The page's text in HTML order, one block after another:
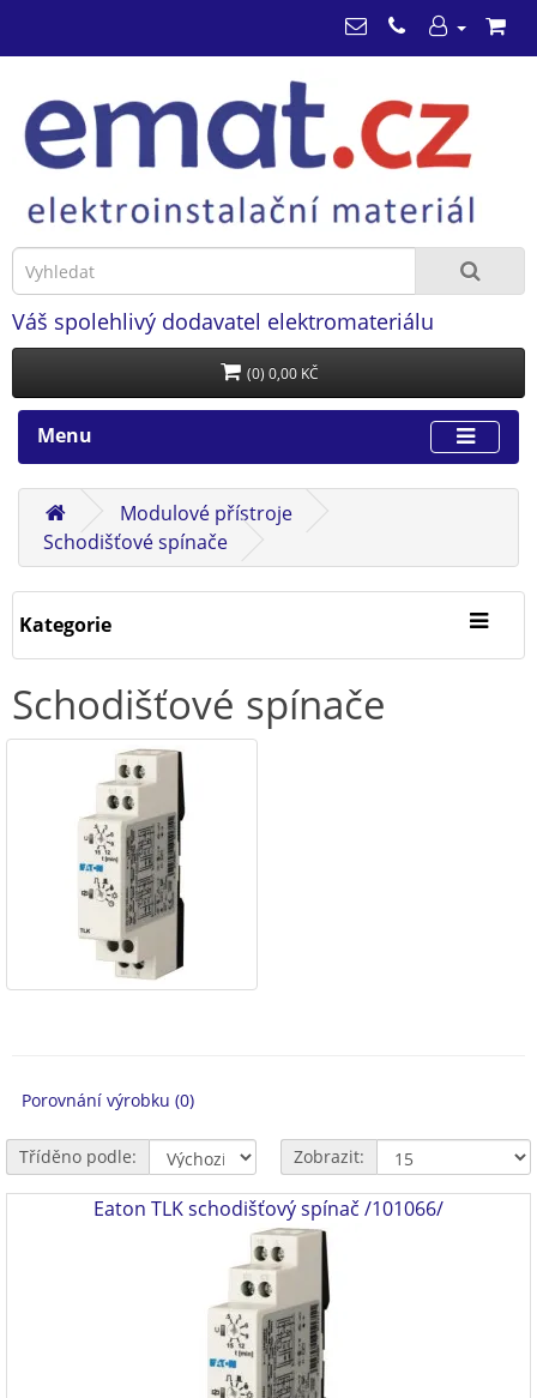
Váš spolehlivý dodavatel elektromateriálu
(0) 0,00 KČ
Menu
Modulové přístroje
Schodišťové spínače
Kategorie
Schodišťové spínače
Porovnání výrobku (0)
Tříděno podle: Zobrazit:
Eaton TLK schodišťový spínač /101066/